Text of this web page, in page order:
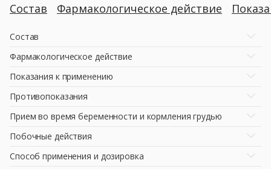
Состав Фармакологическое действие
Состав
Фармакологическое действие
Показания к применению
Противопоказания
Прием во время беременности и кормления грудью
Побочные действия
Способ применения и дозировка